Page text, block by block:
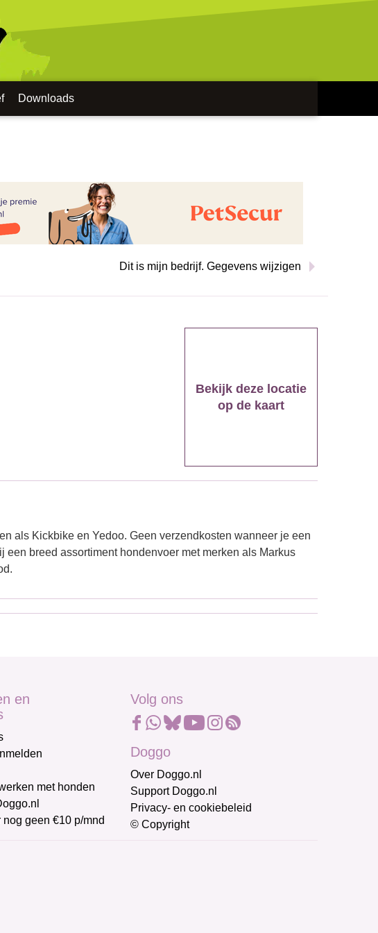
Downloads
Dit is mijn bedrijf. Gegevens wijzigen
Bekijk deze locatie
op de kaart
als Kickbike en Yedoo. Geen verzendkosten wanneer je een
een breed assortiment hondenvoer met merken als Markus
en
met honden
geen €10 p/mnd
Volg ons
Doggo
Over Doggo.nl
Support Doggo.nl
Privacy- en cookiebeleid
© Copyright